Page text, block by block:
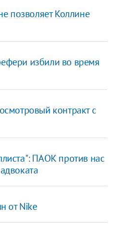
позволяет Коллине
избили во время
контракт с
ПАОК против нас
от Nike